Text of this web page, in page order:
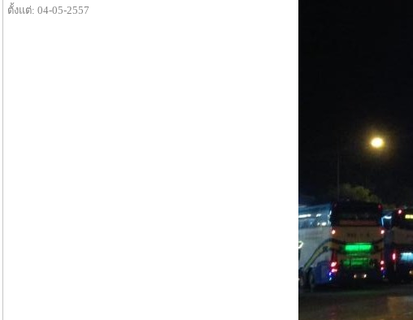
ตั้งแต่: 04-05-2557